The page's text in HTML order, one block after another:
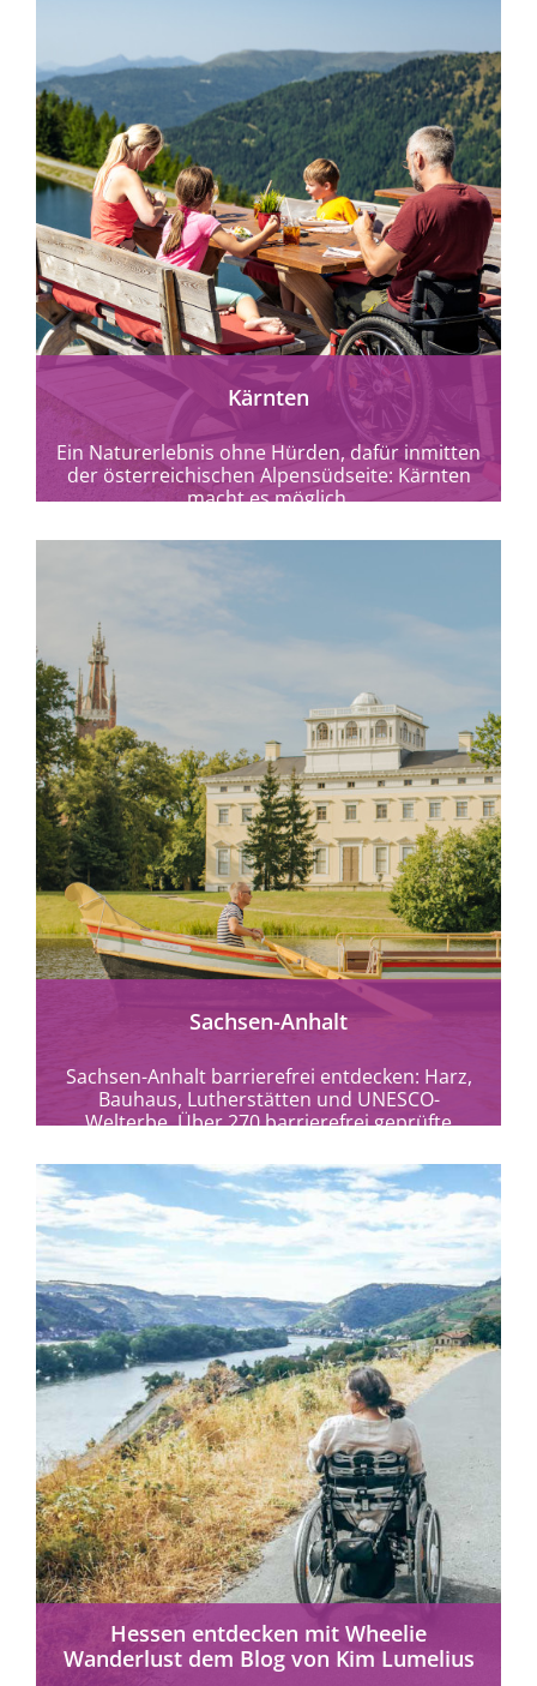
mehr erfahren
Kärnten
Ein Naturerlebnis ohne Hürden, dafür inmitten
der österreichischen Alpensüdseite: Kärnten
macht es möglich.
mehr erfahren
Sachsen-Anhalt
Sachsen-Anhalt barrierefrei entdecken: Harz,
Bauhaus, Lutherstätten und UNESCO-
Welterbe. Über 270 barrierefrei geprüfte
mehr erfahren
Hessen entdecken mit Wheelie
Wanderlust dem Blog von Kim Lumelius